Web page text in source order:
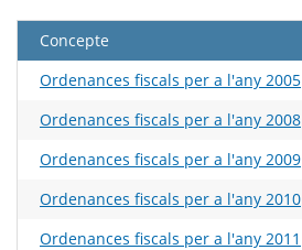
Concepte
Ordenances fiscals per a l'any 2005
Ordenances fiscals per a l'any 2008
Ordenances fiscals per a l'any 2009
Ordenances fiscals per a l'any 2010
Ordenances fiscals per a l'any 2011